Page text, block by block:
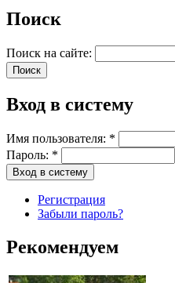
Поиск
Поиск на сайте:
Вход в систему
Имя пользователя: *
Пароль: *
Регистрация
Забыли пароль?
Рекомендуем